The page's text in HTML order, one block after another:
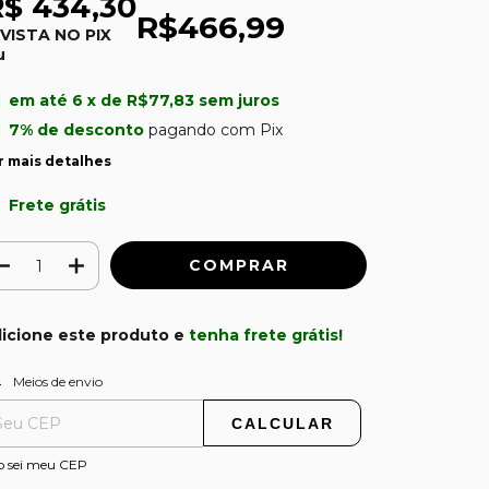
434,30
NO PIX
R$466,99
em até 6 x de R$77,83 sem juros
7% de descontopagando com Pix
mais detalhes
Frete grátis
este produto e tenha frete grátis!
para o CEP:
Meios de envio
CALCULAR
sei meu CEP